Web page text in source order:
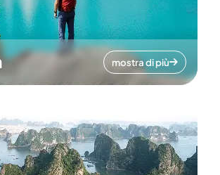
mostra di più